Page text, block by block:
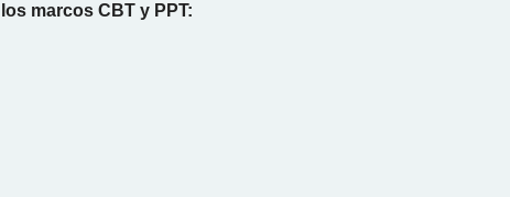
los marcos CBT y PPT: